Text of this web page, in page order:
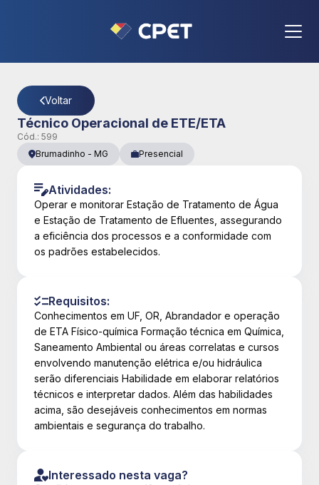
Voltar
Técnico Operacional de ETE/ETA
Cód.: 599
Brumadinho - MG Presencial
Atividades:
Operar e monitorar Estação de Tratamento de Água
e Estação de Tratamento de Efluentes, assegurando
a eficiência dos processos e a conformidade com
os padrões estabelecidos.
Requisitos:
Conhecimentos em UF, OR, Abrandador e operação
de ETA Físico-química Formação técnica em Química,
Saneamento Ambiental ou áreas correlatas e cursos
envolvendo manutenção elétrica e/ou hidráulica
serão diferenciais Habilidade em elaborar relatórios
técnicos e interpretar dados. Além das habilidades
acima, são desejáveis conhecimentos em normas
ambientais e segurança do trabalho.
Interessado nesta vaga?